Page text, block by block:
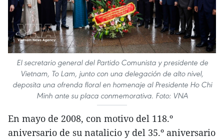
El secretario general del Partido Comunista y presidente de
Vietnam, To Lam, junto con una delegación de alto nivel,
deposita una ofrenda floral en homenaje al Presidente Ho Chi
Minh ante su placa conmemorativa. Foto: VNA
En mayo de 2008, con motivo del 118.º
aniversario de su natalicio y del 35.º aniversario